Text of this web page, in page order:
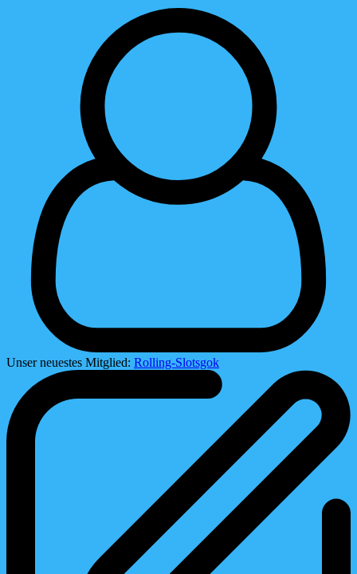
Unser neuestes Mitglied: Rolling-Slotsgok